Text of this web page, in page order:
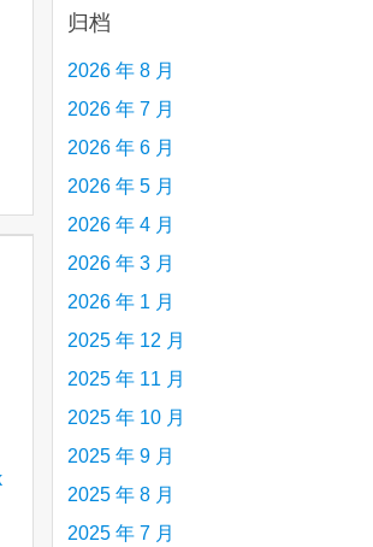
etc.) you admire 钦佩的有创造力的人
归档
2026 年 8 月
2026 年 7 月
2026 年 6 月
2026 年 5 月
2026 年 4 月
2026 年 3 月
2026 年 1 月
2025 年 12 月
2025 年 11 月
2025 年 10 月
2025 年 9 月
2025 年 8 月
2025 年 7 月